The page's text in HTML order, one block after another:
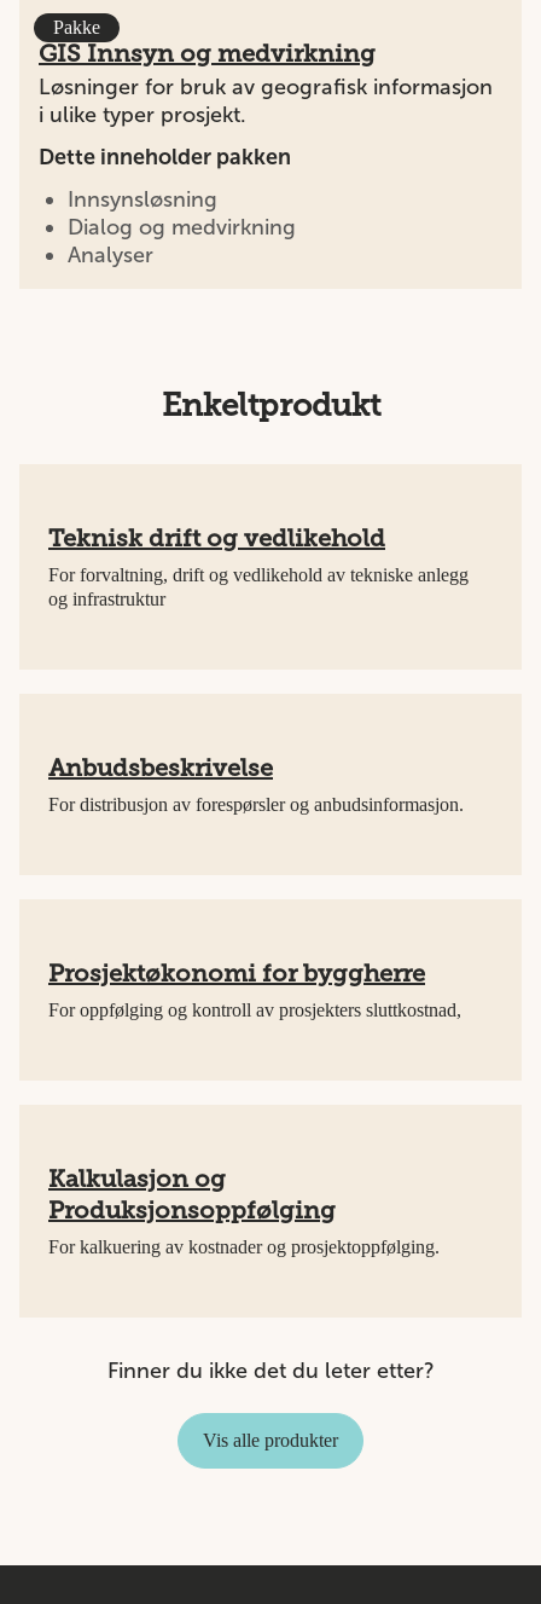
Pakke
GIS Innsyn og medvirkning
Løsninger for bruk av geografisk informasjon
i ulike typer prosjekt.
Dette inneholder pakken
Innsynsløsning
Dialog og medvirkning
Analyser
Enkeltprodukt
Teknisk drift og vedlikehold
For forvaltning, drift og vedlikehold av tekniske anlegg
og infrastruktur
Anbudsbeskrivelse
For distribusjon av forespørsler og anbudsinformasjon.
Prosjektøkonomi for byggherre
For oppfølging og kontroll av prosjekters sluttkostnad,
Kalkulasjon og
Produksjonsoppfølging
For kalkuering av kostnader og prosjektoppfølging.
Finner du ikke det du leter etter?
Vis alle produkter